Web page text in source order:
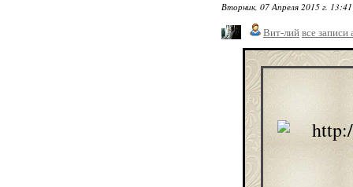
Вторник, 07 Апреля 2015 г.
Вит-лий все записи